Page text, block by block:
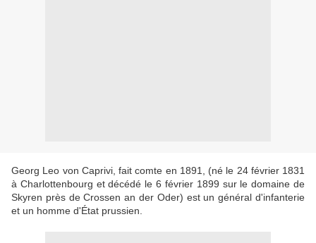
Georg Leo von Caprivi, fait comte en 1891, (né le 24 février 1831
à Charlottenbourg et décédé le 6 février 1899 sur le domaine de
Skyren près de Crossen an der Oder) est un général d'infanterie
et un homme d'État prussien.